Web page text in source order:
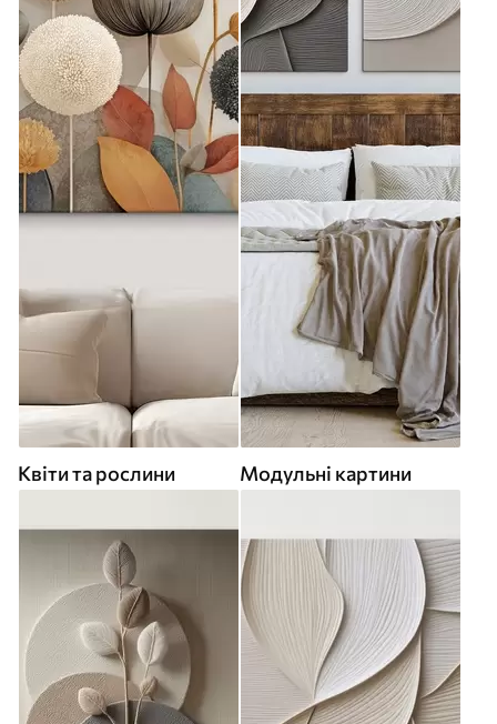
Квіти та рослини Модульні картини